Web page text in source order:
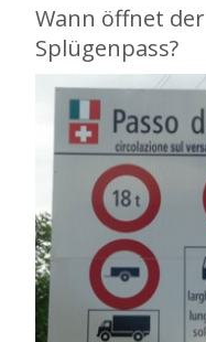
Wann öffnet der
Splügenpass?